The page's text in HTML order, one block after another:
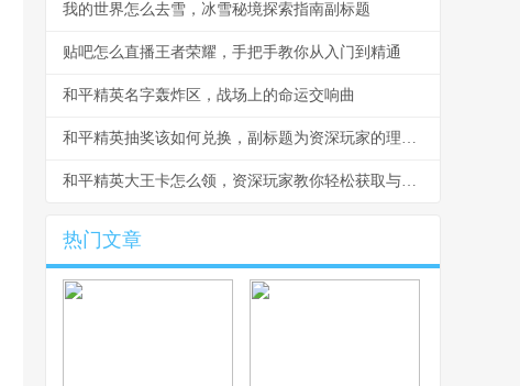
我的世界怎么去雪，冰雪秘境探索指南副标题
贴吧怎么直播王者荣耀，手把手教你从入门到精通
和平精英名字轰炸区，战场上的命运交响曲
和平精英抽奖该如何兑换，副标题为资深玩家的理性抉择指南
和平精英大王卡怎么领，资深玩家教你轻松获取与高效使用
热门文章